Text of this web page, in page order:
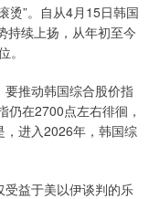
”。自从4月15日韩国
持续上扬，从年初至今
。
推动韩国综合股价指
在2700点左右徘徊，
进入2026年，韩国综
益于美以伊谈判的乐